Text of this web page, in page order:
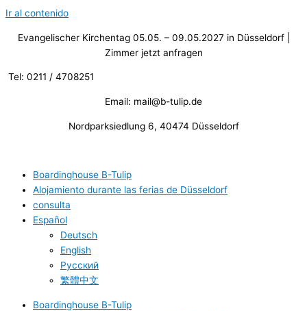
Ir al contenido
Evangelischer Kirchentag 05.05. – 09.05.2027 in Düsseldorf |
Zimmer jetzt anfragen
Tel: 0211 / 4708251
Email: mail@b-tulip.de
Nordparksiedlung 6, 40474 Düsseldorf
Boardinghouse B-Tulip
Alojamiento durante las ferias de Düsseldorf
consulta
Español
Deutsch
English
Русский
繁體中文
Boardinghouse B-Tulip